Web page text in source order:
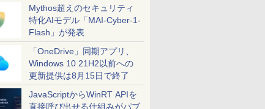
Mythos超えのセキュリティ
特化AIモデル「MAI-Cyber-1-
Flash」が発表
「OneDrive」同期アプリ、
Windows 10 21H2以前への
更新提供は8月15日で終了
JavaScriptからWinRT APIを
直接呼び出せる仕組みがパブ